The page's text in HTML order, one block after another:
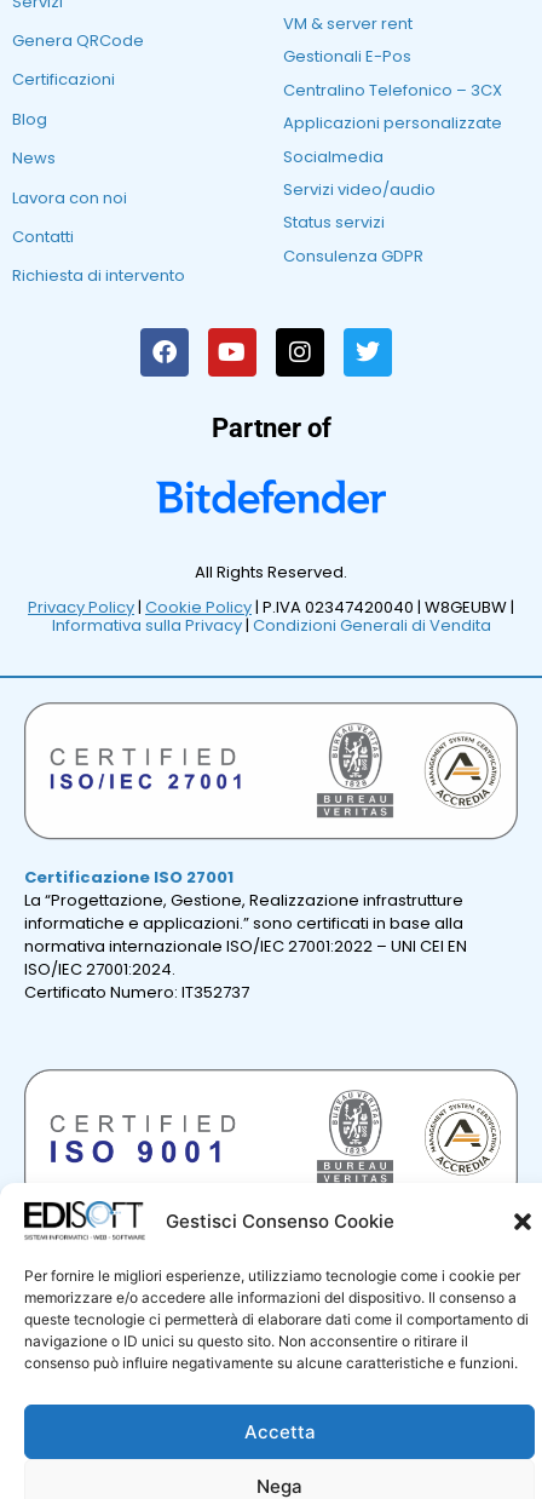
Gestisci Consenso Cookie
Per fornire le migliori esperienze, utilizziamo tecnologie come i cookie per
memorizzare e/o accedere alle informazioni del dispositivo. Il consenso a
queste tecnologie ci permetterà di elaborare dati come il comportamento di
navigazione o ID unici su questo sito. Non acconsentire o ritirare il
consenso può influire negativamente su alcune caratteristiche e funzioni.
Accetta
Nega
Genera QRCode
Certificazioni
Blog
News
Lavora con noi
Contatti
Richiesta di intervento
VM & server rent
Gestionali E-Pos
Centralino Telefonico – 3CX
Applicazioni personalizzate
Socialmedia
Servizi video/audio
Status servizi
Consulenza GDPR
Partner of
All Rights Reserved.
Privacy Policy| Cookie Policy| P.IVA 02347420040 | W8GEUBW |
Informativa sulla Privacy| Condizioni Generali di Vendita
Certificazione ISO 27001
La “Progettazione, Gestione, Realizzazione infrastrutture
informatiche e applicazioni.” sono certificati in base alla
normativa internazionale ISO/IEC 27001:2022 – UNI CEI EN
ISO/IEC 27001:2024.
Certificato Numero: IT352737
Certificazione ISO 9001
La “Progettazione e sviluppo di sistemi e prodotti informatici;
erogazione di servizi professionali nel settore informatico.”
sono certificati in base alla normativa internazionale UNI ENI
ISO 9001:2015.
Certificato Numero: IT325172